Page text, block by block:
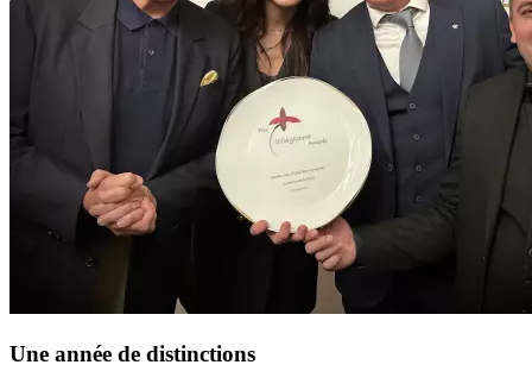
Une année de distinctions